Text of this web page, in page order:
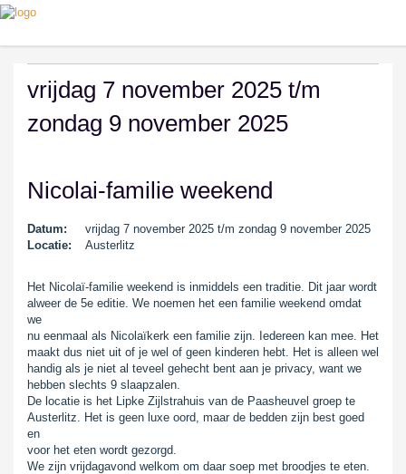
vrijdag 7 november 2025 t/m
zondag 9 november 2025
Nicolai-familie weekend
Datum:
vrijdag 7 november 2025 t/m zondag 9 november 2025
Locatie:
Austerlitz
Het Nicolaï-familie weekend is inmiddels een traditie. Dit jaar wordt
alweer de 5e editie. We noemen het een familie weekend omdat
we
nu eenmaal als Nicolaïkerk een familie zijn. Iedereen kan mee. Het
maakt dus niet uit of je wel of geen kinderen hebt. Het is alleen wel
handig als je niet al teveel gehecht bent aan je privacy, want we
hebben slechts 9 slaapzalen.
De locatie is het Lipke Zijlstrahuis van de Paasheuvel groep te
Austerlitz. Het is geen luxe oord, maar de bedden zijn best goed
en
voor het eten wordt gezorgd.
We zijn vrijdagavond welkom om daar soep met broodjes te eten.